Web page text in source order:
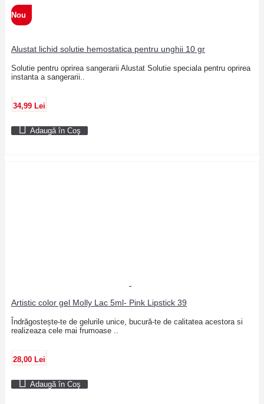
Nou
Alustat lichid solutie hemostatica pentru unghii 10 gr
Solutie pentru oprirea sangerarii Alustat Solutie speciala pentru oprirea
instanta a sangerarii..
34,99 Lei
Adaugă în Coş
Artistic color gel Molly Lac 5ml- Pink Lipstick 39
Îndrăgostește-te de gelurile unice, bucură-te de calitatea acestora si
realizeaza cele mai frumoase ..
28,00 Lei
Adaugă în Coş